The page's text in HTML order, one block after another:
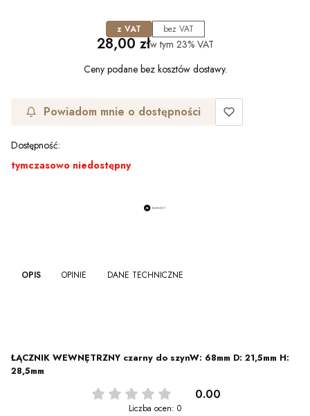
z VAT bez VAT
Cena
28,00 złw tym 23% VAT
Ceny podane bez kosztów dostawy.
Powiadom mnie o dostępności
Dostępność:
tymczasowo niedostępny
OPIS OPINIE DANE TECHNICZNE
ŁĄCZNIK WEWNĘTRZNY czarny do szynW: 68mm D: 21,5mm H:
28,5mm
0.00
Liczba ocen: 0